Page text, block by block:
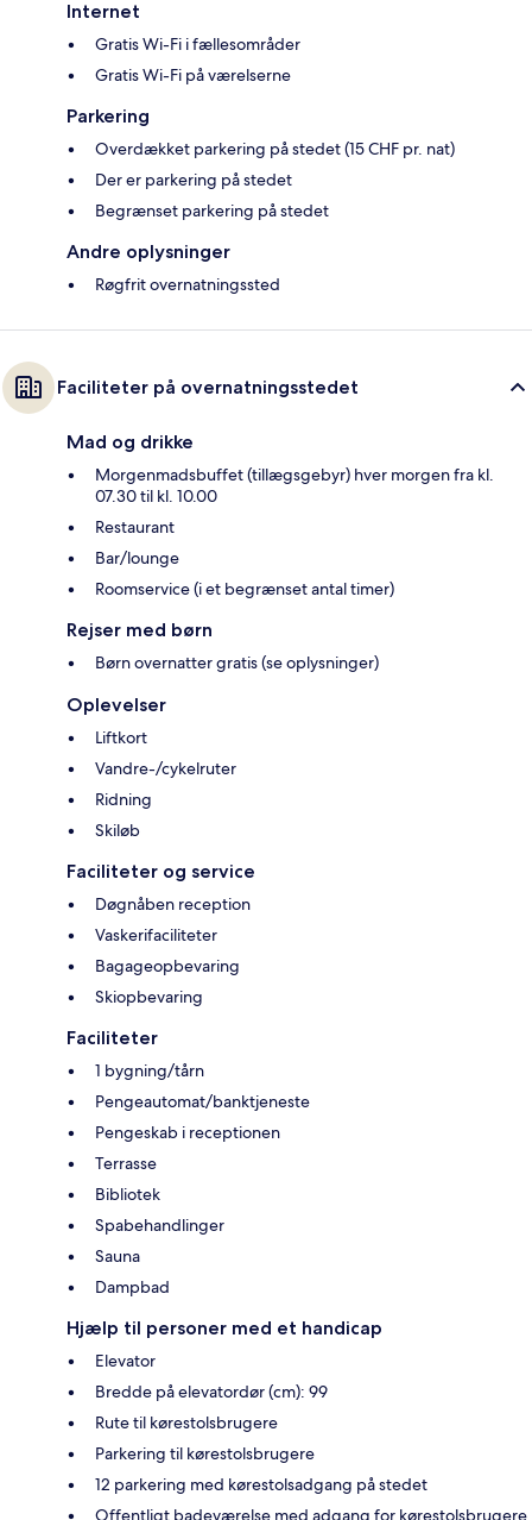
Internet
Gratis Wi-Fi i fællesområder
Gratis Wi-Fi på værelserne
Parkering
Overdækket parkering på stedet (15 CHF pr. nat)
Der er parkering på stedet
Begrænset parkering på stedet
Andre oplysninger
Røgfrit overnatningssted
Faciliteter på overnatningsstedet
Mad og drikke
Morgenmadsbuffet (tillægsgebyr) hver morgen fra kl.
07.30 til kl. 10.00
Restaurant
Bar/lounge
Roomservice (i et begrænset antal timer)
Rejser med børn
Børn overnatter gratis (se oplysninger)
Oplevelser
Liftkort
Vandre-/cykelruter
Ridning
Skiløb
Faciliteter og service
Døgnåben reception
Vaskerifaciliteter
Bagageopbevaring
Skiopbevaring
Faciliteter
1 bygning/tårn
Pengeautomat/banktjeneste
Pengeskab i receptionen
Terrasse
Bibliotek
Spabehandlinger
Sauna
Dampbad
Hjælp til personer med et handicap
Elevator
Bredde på elevatordør (cm): 99
Rute til kørestolsbrugere
Parkering til kørestolsbrugere
12 parkering med kørestolsadgang på stedet
Offentligt badeværelse med adgang for kørestolsbrugere